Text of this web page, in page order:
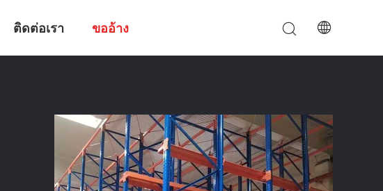
ติดต่อเรา ขออ้าง